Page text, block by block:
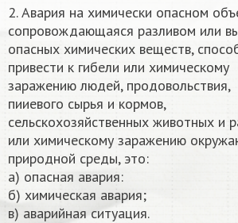
2. Авария на химически опасном
сопровождающаяся разливом или
опасных химических веществ,
привести к гибели или химическому
заражению людей, продовольствия,
пииевого сырья и кормов,
сельскохозяйственных животных и
или химическому заражению
природной среды, это:
а) опасная авария:
б) химическая авария;
в) аварийная ситуация.